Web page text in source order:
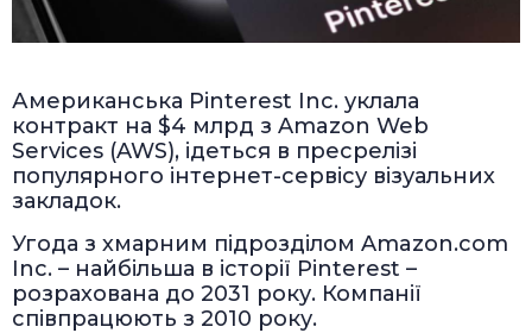
Американська Pinterest Inc. уклала
контракт на $4 млрд з Amazon Web
Services (AWS), ідеться в пресрелізі
популярного інтернет-сервісу візуальних
закладок.
Угода з хмарним підрозділом Amazon.com
Inc. – найбільша в історії Pinterest –
розрахована до 2031 року. Компанії
співпрацюють з 2010 року.